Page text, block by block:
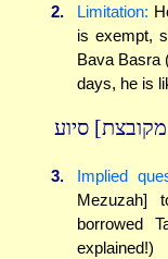
2. Limitation:
is exempt,
Bava Basra
days, he is
סיוע
3. Implied
Mezuzah]
borrowed
explained!)